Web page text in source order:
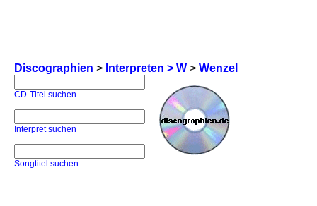
Discographien > Interpreten > W > Wenzel
CD-Titel suchen
Interpret suchen
Songtitel suchen